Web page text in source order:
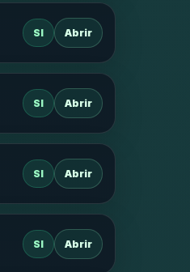
SI Abrir
SI Abrir
SI Abrir
SI Abrir